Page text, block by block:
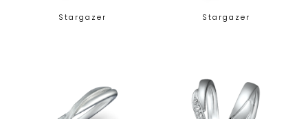
Stargazer Stargazer